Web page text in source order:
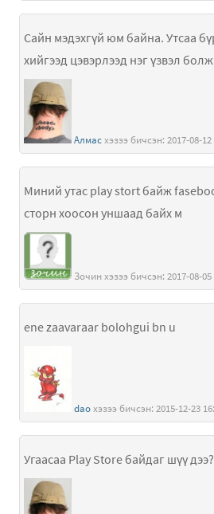
Сайн мэдэхгүй юм байна. Утсаа
хийгээд цэвэрлээд нэг үзвэл
Алмас
Миний утас play stort байж
сторн хоосон уншаад байх м
ene zaavaraar bolohgui bn u
dao
Угаасаа Play Store байдаг шүү